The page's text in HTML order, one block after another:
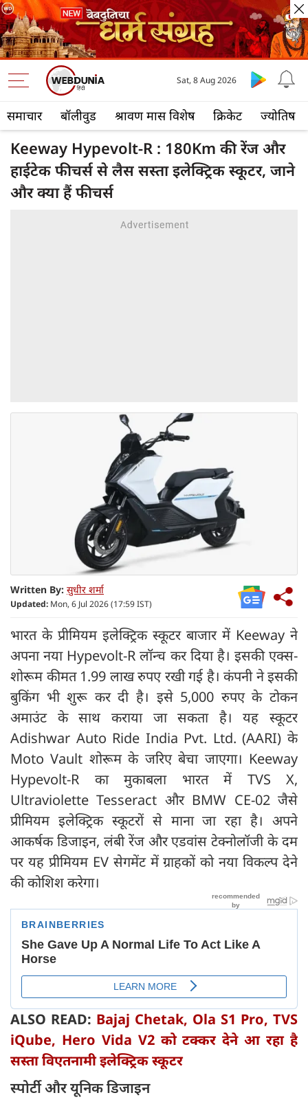
समाचार बॉलीवुड श्रावण मास विशेष क्रिकेट ज्योतिष
Sat, 8 Aug 2026
Keeway Hypevolt-R : 180Km की रेंज और
हाईटेक फीचर्स से लैस सस्ता इलेक्ट्रिक स्कूटर, जाने
और क्या हैं फीचर्स
Written By: सुधीर शर्मा
Updated: Mon, 6 Jul 2026 (17:59 IST)
भारत के प्रीमियम इलेक्ट्रिक स्कूटर बाजार में Keeway ने
अपना नया Hypevolt-R लॉन्च कर दिया है। इसकी एक्स-
शोरूम कीमत 1.99 लाख रुपए रखी गई है। कंपनी ने इसकी
बुकिंग भी शुरू कर दी है। इसे 5,000 रुपए के टोकन
अमाउंट के साथ कराया जा सकता है। यह स्कूटर
Adishwar Auto Ride India Pvt. Ltd. (AARI) के
Moto Vault शोरूम के जरिए बेचा जाएगा। Keeway
Hypevolt-R का मुकाबला भारत में TVS X,
Ultraviolette Tesseract और BMW CE-02 जैसे
प्रीमियम इलेक्ट्रिक स्कूटरों से माना जा रहा है। अपने
आकर्षक डिजाइन, लंबी रेंज और एडवांस टेक्नोलॉजी के दम
पर यह प्रीमियम EV सेगमेंट में ग्राहकों को नया विकल्प देने
की कोशिश करेगा।
ALSO READ: Bajaj Chetak, Ola S1 Pro, TVS
iQube, Hero Vida V2 को टक्कर देने आ रहा है
सस्ता विएतनामी इलेक्ट्रिक स्कूटर
स्पोर्टी और यूनिक डिजाइन